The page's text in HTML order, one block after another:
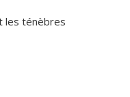
les ténèbres